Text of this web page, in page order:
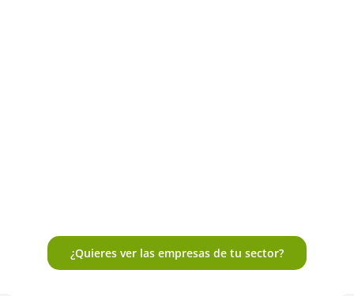
¿Quieres ver las empresas de tu sector?